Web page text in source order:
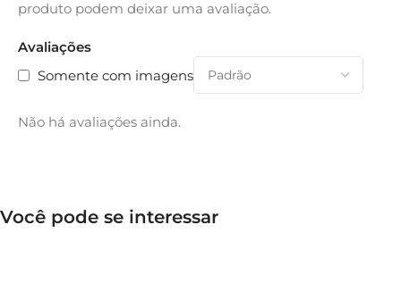
Avaliações
Somente com imagens
Não há avaliações ainda.
produto podem deixar uma avaliação.
Você pode se interessar